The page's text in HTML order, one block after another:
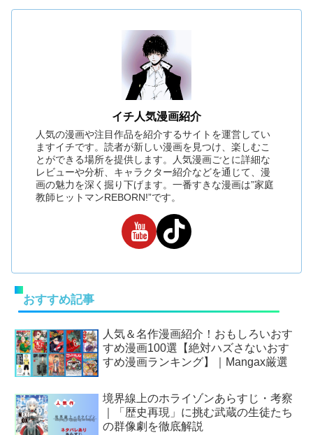
イチ人気漫画紹介
人気の漫画や注目作品を紹介するサイトを運営してい
ますイチです。読者が新しい漫画を見つけ、楽しむこ
とができる場所を提供します。人気漫画ごとに詳細な
レビューや分析、キャラクター紹介などを通じて、漫
画の魅力を深く掘り下げます。一番すきな漫画は”家庭
教師ヒットマンREBORN!”です。
おすすめ記事
人気＆名作漫画紹介！おもしろいおす
すめ漫画100選【絶対ハズさないおす
すめ漫画ランキング】｜Mangax厳選
境界線上のホライゾンあらすじ・考察
｜「歴史再現」に挑む武蔵の生徒たち
の群像劇を徹底解説